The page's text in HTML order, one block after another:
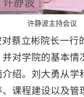
许静波主持会议
蔡立彬院长一行
对学院的基本情
绍。刘大勇从学
课程建设以及管